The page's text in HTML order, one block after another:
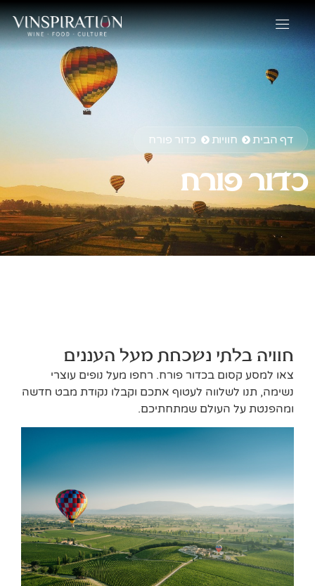
דף הבית חוויות כדור פורח
כדור פורח
חוויה בלתי נשכחת מעל העננים
צאו למסע קסום בכדור פורח. רחפו מעל נופים עוצרי
נשימה, תנו לשלווה לעטוף אתכם וקבלו נקודת מבט חדשה
ומהפנטת על העולם שמתחתיכם.